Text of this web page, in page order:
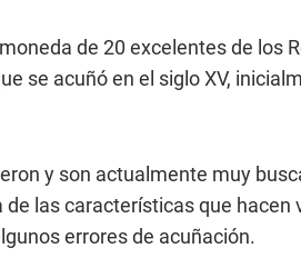
de 20 excelentes de los
se acuñó en el siglo XV,
y son actualmente muy
las características que hacen
errores de acuñación.